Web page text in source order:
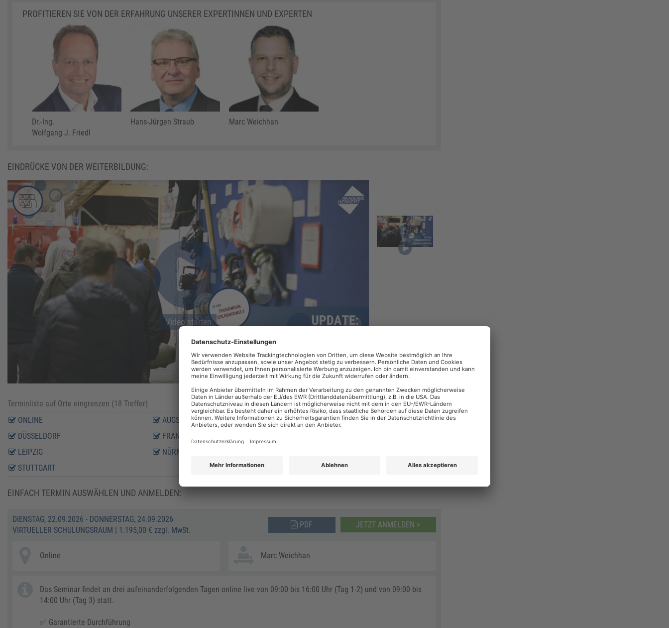
PROFITIEREN SIE VON DER ERFAHRUNG UNSERER EXPERTINNEN UND EXPERTEN
Dr.-Ing.
Wolfgang J. Friedl
Hans-Jürgen Straub Marc Weichhan
EINDRÜCKE VON DER WEITERBILDUNG:
Video starten
Video starten
Terminliste auf Orte eingrenzen (18 Treffer)
ONLINE
AUGSBURG
BERLIN
DÜSSELDORF
FRANKFURT AM MAIN
LEIPZIG
NÜRNBERG
STUTTGART
EINFACH TERMIN AUSWÄHLEN UND ANMELDEN:
DIENSTAG, 22.09.2026 - DONNERSTAG, 24.09.2026
VIRTUELLER SCHULUNGSRAUM | 1.195,00 € zzgl. MwSt.
PDF JETZT ANMELDEN >
Online Marc Weichhan
Das Seminar findet an drei aufeinanderfolgenden Tagen online live von 09:00 bis 16:00 Uhr (Tag 1-2) und von 09:00 bis
14:00 Uhr (Tag 3) statt.
✅ Garantierte Durchführung